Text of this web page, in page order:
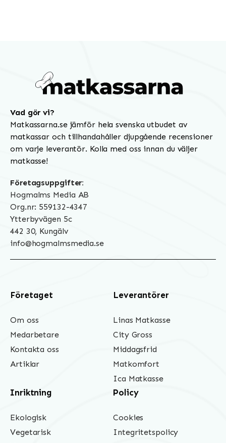
Vad gör vi?
Matkassarna.se jämför hela svenska utbudet av
matkassar och tillhandahåller djupgående recensioner
om varje leverantör. Kolla med oss innan du väljer
matkasse!
Företagsuppgifter:
Hogmalms Media AB
Org.nr: 559132-4347
Ytterbyvägen 5c
442 30, Kungälv
info@hogmalmsmedia.se
Företaget
Om oss
Medarbetare
Kontakta oss
Artiklar
Leverantörer
Linas Matkasse
City Gross
Middagsfrid
Matkomfort
Ica Matkasse
Inriktning
Ekologisk
Vegetarisk
Policy
Cookies
Integritetspolicy